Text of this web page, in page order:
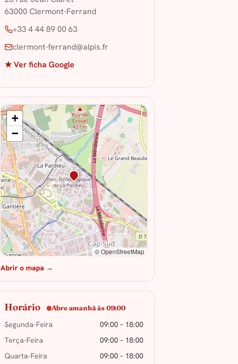
63000 Clermont-Ferrand
+33 4 44 89 00 63
clermont-ferrand@alpis.fr
★ Ver ficha Google
+
−
© OpenStreetMap
Abrir o mapa →
Horário Abre amanhã às 09:00
Segunda-Feira
09:00 – 18:00
Terça-Feira
09:00 – 18:00
Quarta-Feira
09:00 – 18:00